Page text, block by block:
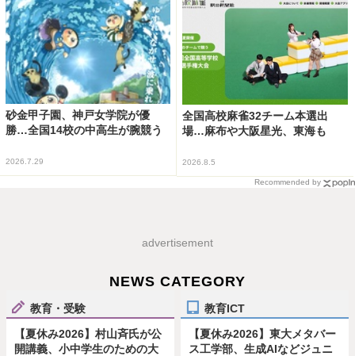
砂金甲子園、神戸女学院が優
勝…全国14校の中高生が腕競う
2026.7.29
全国高校麻雀32チーム本選出
場…麻布や大阪星光、東海も
2026.8.5
Recommended by
advertisement
NEWS CATEGORY
教育・受験
【夏休み2026】村山斉氏が公
開講義、小中学生のための大
教育ICT
【夏休み2026】東大メタバー
ス工学部、生成AIなどジュニ